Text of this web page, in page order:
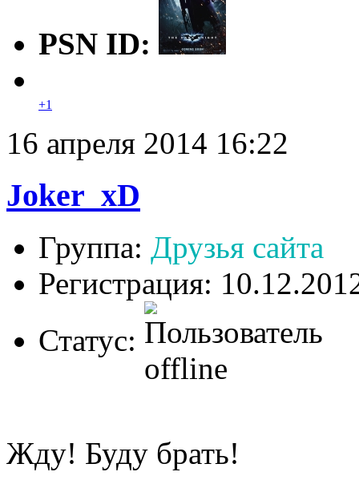
PSN ID:
+1
16 апреля 2014 16:22
Joker_xD
Группа: Друзья сайта
Регистрация:
Статус:
Жду! Буду брать!